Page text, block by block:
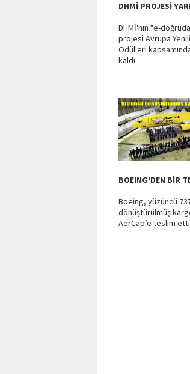
DHMİ PROJESİ
DHMİ'nin "e-
projesi Avrupa
Ödülleri
kaldı
BOEING'DEN BİR
Boeing, yüzüncü
dönüştürülmüş
AerCap’e teslim etti